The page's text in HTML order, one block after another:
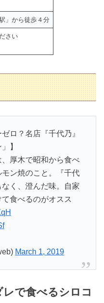
」から徒歩４分
さい
ロ？名店『千代乃』
】
、厚木で昭和から食べ
ン焼のこと。『千代
く、澄んだ味。自家
食べるのがオスス
March 1, 2019
で食べるシロコ